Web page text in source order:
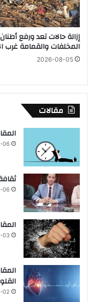
س
ف
ر
ي
د
م
ب
ت
ر
ق
ي
ة
0
2
د
و
ا
و
ن
ن
ا
ب
إزالة حالات تعد ورفع
المخلفات والقمامة غرب
2026-08-05
مقالات
المقال رقم 7
06
06
المقال رقم 6
03
02